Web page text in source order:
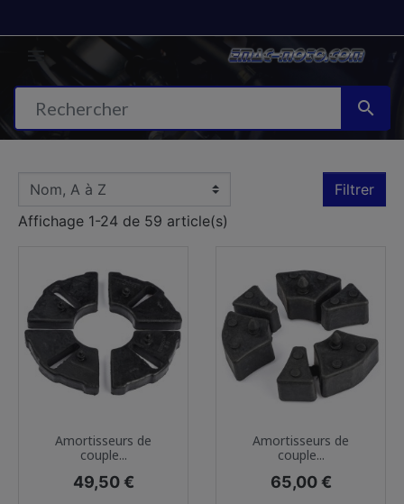

Filtrer
Affichage 1-24 de 59 article(s)
Amortisseurs de
couple...
Prix
49,50 €
Amortisseurs de
couple...
Prix
65,00 €